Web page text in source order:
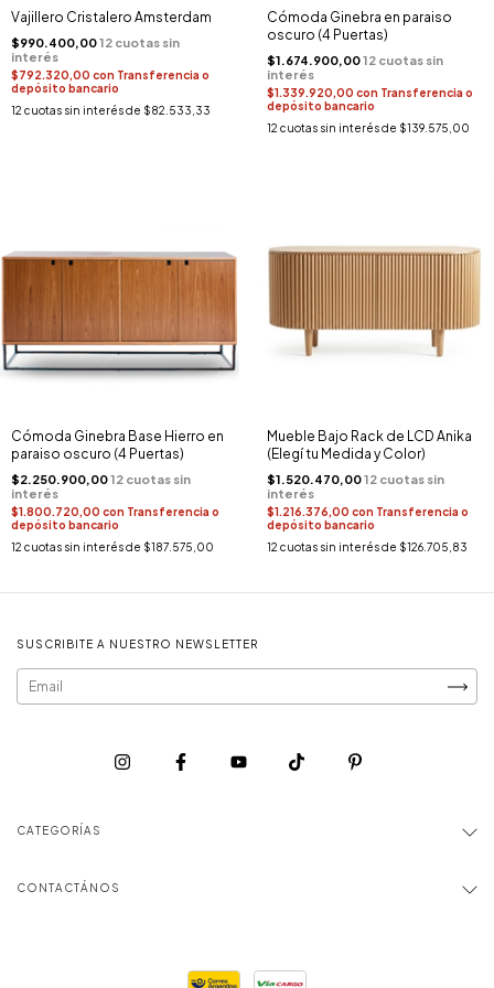
Vajillero Cristalero Amsterdam
$990.400,00
$792.320,00 con Transferencia o
depósito bancario
12 cuotas sin interés de $82.533,33
Cómoda Ginebra en paraiso
oscuro (4 Puertas)
$1.674.900,00
$1.339.920,00 con Transferencia o
depósito bancario
12 cuotas sin interés de $139.575,00
Cómoda Ginebra Base Hierro en
paraiso oscuro (4 Puertas)
$2.250.900,00
$1.800.720,00 con Transferencia o
depósito bancario
12 cuotas sin interés de $187.575,00
Mueble Bajo Rack de LCD Anika
(Elegí tu Medida y Color)
$1.520.470,00
$1.216.376,00 con Transferencia o
depósito bancario
12 cuotas sin interés de $126.705,83
SUSCRIBITE A NUESTRO NEWSLETTER
CATEGORÍAS
CONTACTÁNOS